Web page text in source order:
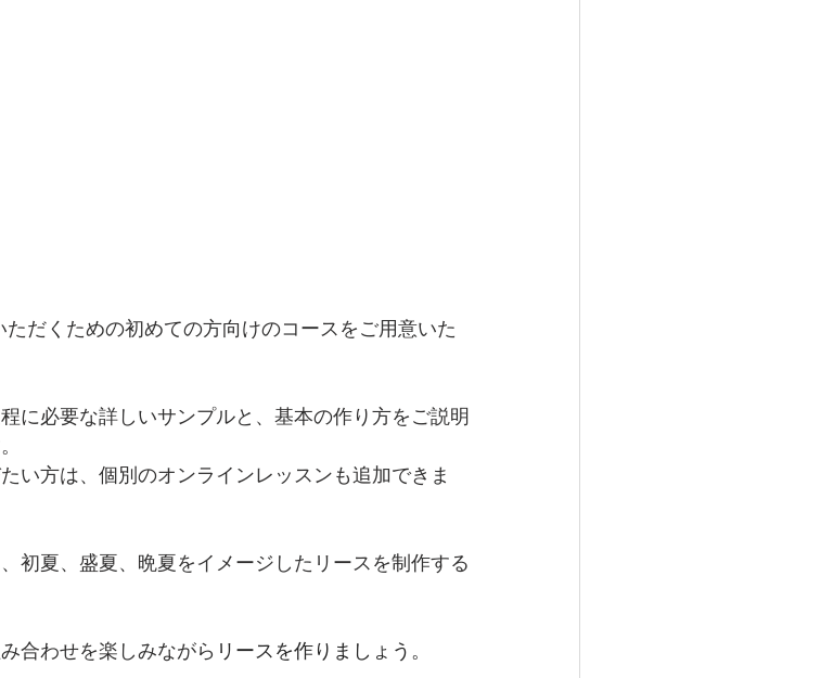
だくための初めての方向けのコースをご用意いた
に必要な詳しいサンプルと、基本の作り方をご説明
い方は、個別のオンラインレッスンも追加できま
初夏、盛夏、晩夏をイメージしたリースを制作する
合わせを楽しみながら リースを作りましょう。